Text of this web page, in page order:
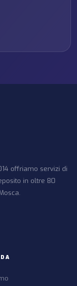
offriamo servizi di
in oltre 80